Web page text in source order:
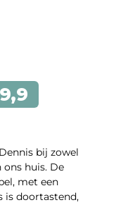
bij zowel
ons huis. De
met een
is doortastend,